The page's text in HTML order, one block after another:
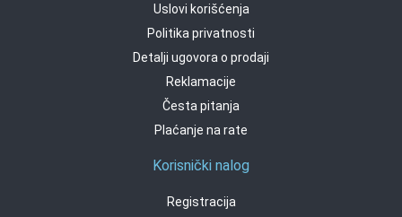
Uslovi korišćenja
Politika privatnosti
Detalji ugovora o prodaji
Reklamacije
Česta pitanja
Plaćanje na rate
Korisnički nalog
Registracija